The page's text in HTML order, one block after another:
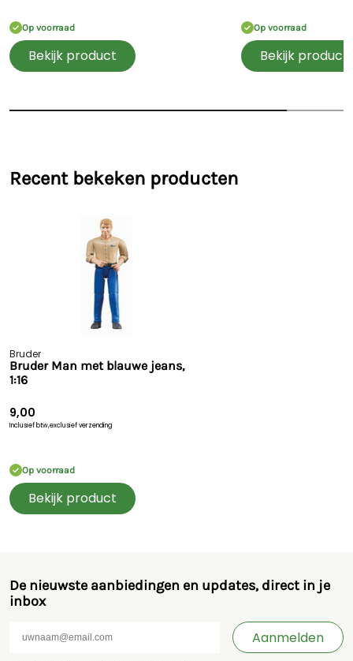
Op voorraad
Bekijk product
Op voorraad
Bekijk product
Recent bekeken producten
Bruder
Bruder Man met blauwe jeans,
1:16
9,00
Inclusief btw,exclusief verzending
Op voorraad
Bekijk product
De nieuwste aanbiedingen en updates, direct in je
inbox
Aanmelden